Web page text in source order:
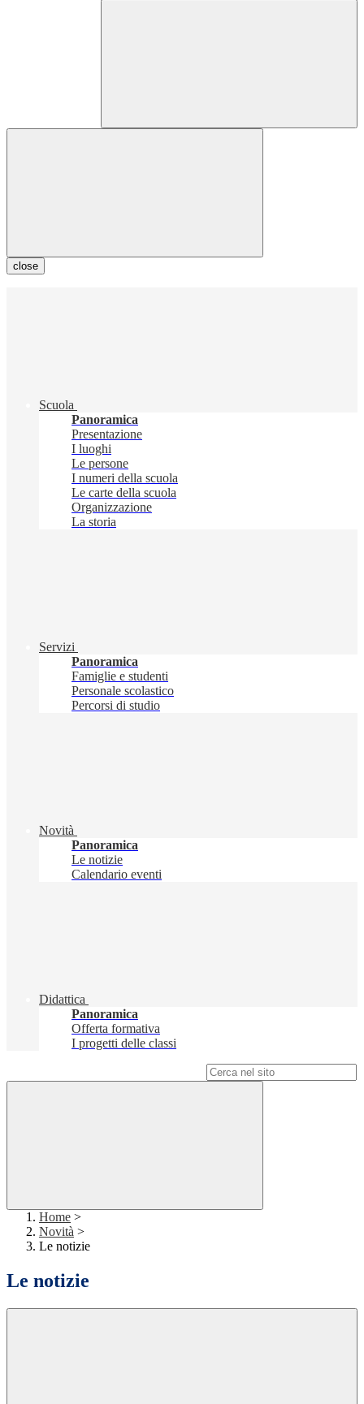
close
Scuola
Panoramica
Presentazione
I luoghi
Le persone
I numeri della scuola
Le carte della scuola
Organizzazione
La storia
Servizi
Panoramica
Famiglie e studenti
Personale scolastico
Percorsi di studio
Novità
Panoramica
Le notizie
Calendario eventi
Didattica
Panoramica
Offerta formativa
I progetti delle classi
Home >
Novità >
Le notizie
Le notizie